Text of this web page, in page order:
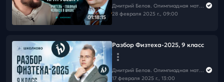
01:18:15
Дмитрий Белов. Олимпиадная математика в Школково
28 февраля 2025 г., 09:00
Разбор Физтеха-2025, 9 класс
Дмитрий Белов. Олимпиадная математика в Школково
17 февраля 2025 г., 13:00